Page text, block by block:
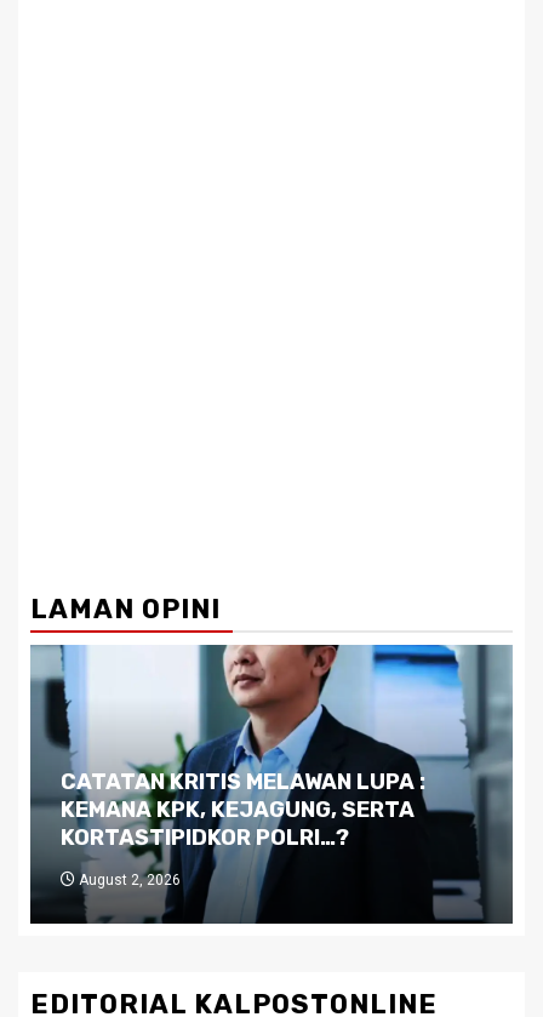
LAMAN OPINI
Dilema Kaltim di Tengah Krisis:
Kutukan Sumber Daya Alam dan
Pemimpin yang Tak Kreatif
July 29, 2026
EDITORIAL KALPOSTONLINE